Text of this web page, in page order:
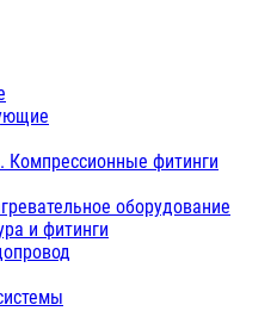
Компрессионные фитинги
оборудование
и фитинги